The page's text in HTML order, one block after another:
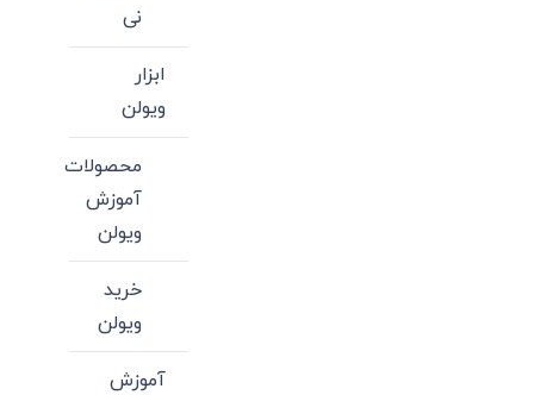
نی
ابزار
ویولن
محصولات
آموزش
ویولن
خرید
ویولن
آموزش